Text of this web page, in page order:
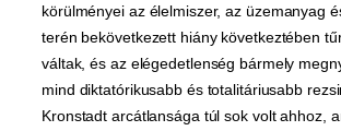
körülményei az élelmiszer, az üzemanyag
terén bekövetkezett hiány következtében
váltak, és az elégedetlenség bármely
mind diktatórikusabb és totalitáriusabb
Kronstadt arcátlansága túl sok volt ahhoz,